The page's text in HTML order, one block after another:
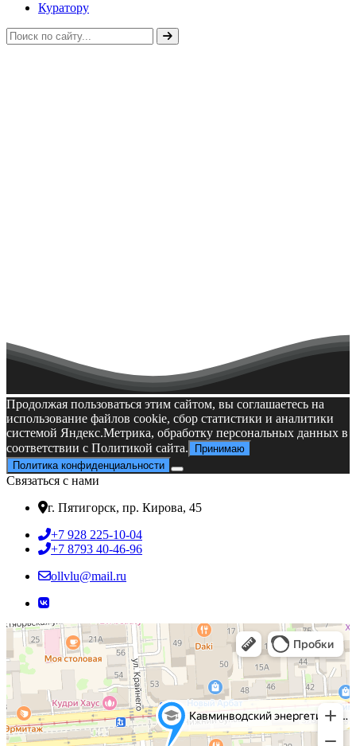
Куратору
Иванович.
Социальные нормы и социальный контроль
дверей
Продолжая пользоваться этим сайтом, вы соглашаетесь на
использование файлов cookie, сбор статистики и аналитики
системой Яндекс.Метрика, обработку персональных данных в
соответствии с Политикой сайта.
Принимаю
Политика конфиденциальности
Связаться с нами
г. Пятигорск, пр. Кирова, 45
+7 928 225-10-04
+7 8793 40-46-96
ollvlu@mail.ru